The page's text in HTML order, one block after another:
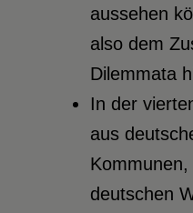
aussehen
also dem
Dilemmata
In der
aus
deutschen